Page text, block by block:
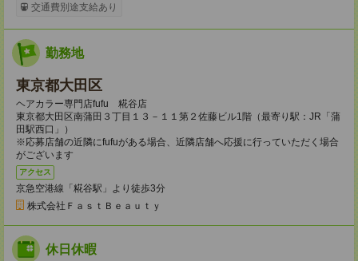
交通費別途支給あり
勤務地
東京都大田区
ヘアカラー専門店fufu 糀谷店
東京都大田区南蒲田３丁目１３－１１第２佐藤ビル1階（最寄り駅：JR「蒲
田駅西口」）
※応募店舗の近隣にfufuがある場合、近隣店舗へ応援に行っていただく場合
がございます
アクセス
京急空港線「糀⾕駅」より徒歩3分
株式会社ＦａｓｔＢｅａｕｔｙ
休日休暇